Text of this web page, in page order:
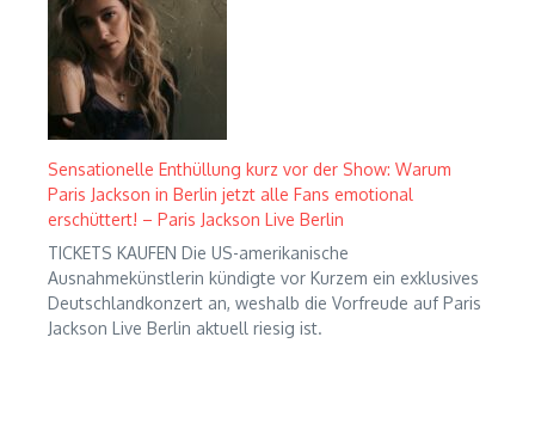
Sensationelle Enthüllung kurz vor der Show: Warum
Paris Jackson in Berlin jetzt alle Fans emotional
erschüttert! – Paris Jackson Live Berlin
TICKETS KAUFEN Die US-amerikanische
Ausnahmekünstlerin kündigte vor Kurzem ein exklusives
Deutschlandkonzert an, weshalb die Vorfreude auf Paris
Jackson Live Berlin aktuell riesig ist.